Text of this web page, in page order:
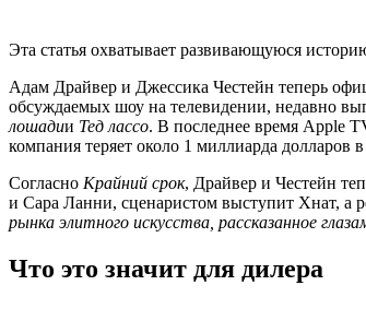
Эта статья охватывает развивающуюся
Адам Драйвер и Джессика Честейн теперь
обсуждаемых шоу на телевидении, недавно
лошадии Тед лассо. В последнее время Apple
компания теряет около 1 миллиарда долларов
Согласно Крайний срок, Драйвер и Честейн
и Сара Ланни, сценаристом выступит Хнат, а
рынка элитного искусства, рассказанное
Что это значит для дилера